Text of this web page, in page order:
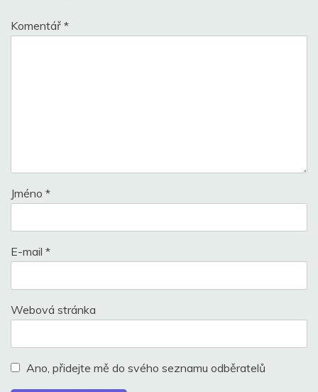
Komentář *
Jméno *
E-mail *
Webová stránka
Ano, přidejte mě do svého seznamu odběratelů